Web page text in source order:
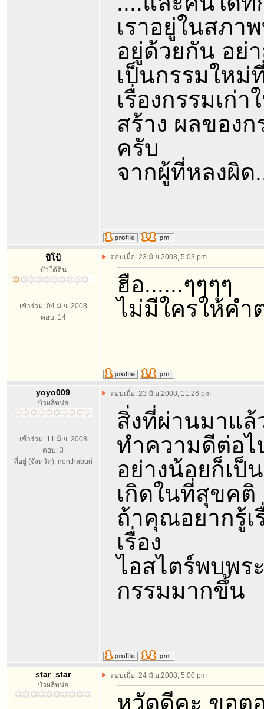
เราอยู่ในสภ
อยู่ด้วยกัน อย่
เป็นกรรมให
เรื่องกรรมเก่
สร้าง ผลของก
ครับ
จากผู้ที่หลงผิด
ปีโป้
บัวใต้ดิน
เข้าร่วม: 04 มิ.ย. 2008
ตอบ: 14
ตอบเมื่อ: 23 มิ.ย.2008, 5:03 pm
ฮือ......ๆๆๆๆ
ไม่มีใครให้คำ
yoyo009
บัวผลิหน่อ
เข้าร่วม: 11 มิ.ย. 2008
ตอบ: 3
ที่อยู่ (จังหวัด): nonthaburi
ตอบเมื่อ: 23 มิ.ย.2008, 11:26 pm
สิ่งที่ผ่านมาแล้
ทำความดีต่อไ
อย่างน้อยก็เ
เกิดในที่สุขคติ
ถ้าคุณอยากรู้เ
เรื่อง
ไอสไตร์พบพร
กรรมมากขึ้น
star_star
บัวผลิหน่อ
ตอบเมื่อ: 24 มิ.ย.2008, 5:00 pm
หวัดดีคะ ขอต